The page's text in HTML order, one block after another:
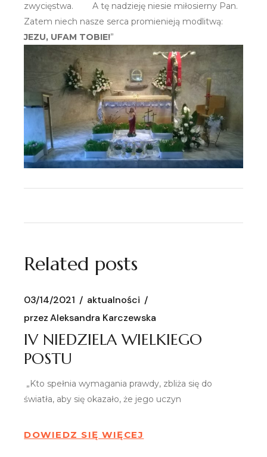
zwycięstwa. A tę nadzieję niesie miłosierny Pan.
Zatem niech nasze serca promienieją modlitwą:
JEZU, UFAM TOBIE!”
Related posts
03/14/2021
aktualności
przez Aleksandra Karczewska
IV NIEDZIELA WIELKIEGO
POSTU
„Kto spełnia wymagania prawdy, zbliża się do
światła, aby się okazało, że jego uczyn
DOWIEDZ SIĘ WIĘCEJ